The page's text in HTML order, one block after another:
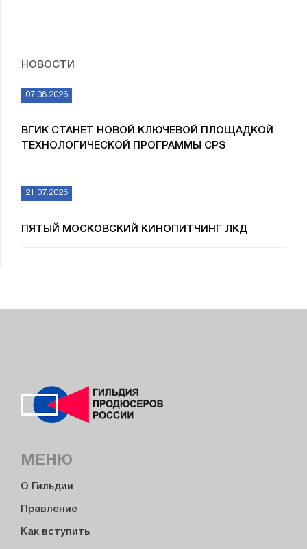
НОВОСТИ
07.08.2026
ВГИК СТАНЕТ НОВОЙ КЛЮЧЕВОЙ ПЛОЩАДКОЙ
ТЕХНОЛОГИЧЕСКОЙ ПРОГРАММЫ CPS
21.07.2026
ПЯТЫЙ МОСКОВСКИЙ КИНОПИТЧИНГ ЛКД
МЕНЮ
О Гильдии
Правление
Как вступить